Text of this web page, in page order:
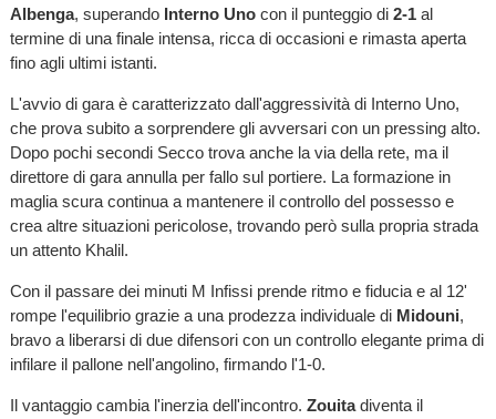
Albenga, superando Interno Unocon il punteggio di 2-1al
termine di una finale intensa, ricca di occasioni e rimasta aperta
fino agli ultimi istanti.
L'avvio di gara è caratterizzato dall'aggressività di Interno Uno,
che prova subito a sorprendere gli avversari con un pressing alto.
Dopo pochi secondi Secco trova anche la via della rete, ma il
direttore di gara annulla per fallo sul portiere. La formazione in
maglia scura continua a mantenere il controllo del possesso e
crea altre situazioni pericolose, trovando però sulla propria strada
un attento Khalil.
Con il passare dei minuti M Infissi prende ritmo e fiducia e al 12'
rompe l'equilibrio grazie a una prodezza individuale di Midouni,
bravo a liberarsi di due difensori con un controllo elegante prima di
infilare il pallone nell'angolino, firmando l'1-0.
Il vantaggio cambia l'inerzia dell'incontro. Zouitadiventa il